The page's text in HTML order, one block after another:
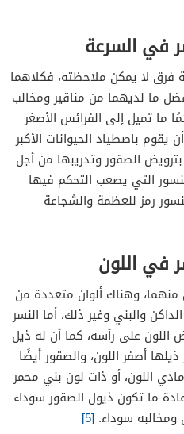
في السرعة
فرق لا يمكن ملاحظته، فكلاهما
ما لديهما من مناقير ومخالب
ما تميل إلى الفرائس الأصغر
باصطياد الحيوانات الأكبر
الصقور وتدريبها من أجل
التي يصعب التحكم فيها
رمز للعظمة والشجاعة
في اللون
وهناك ألوان متعددة من
والبني وغير ذلك، أما النسر
على رأسه، كما أن له ذيل
أصفر اللون، والصقور أيضًا
اللون، أو ذات لون بني محمر
ما تكون ذيول الصقور سوداء
ومخالبه سوداء. [5]